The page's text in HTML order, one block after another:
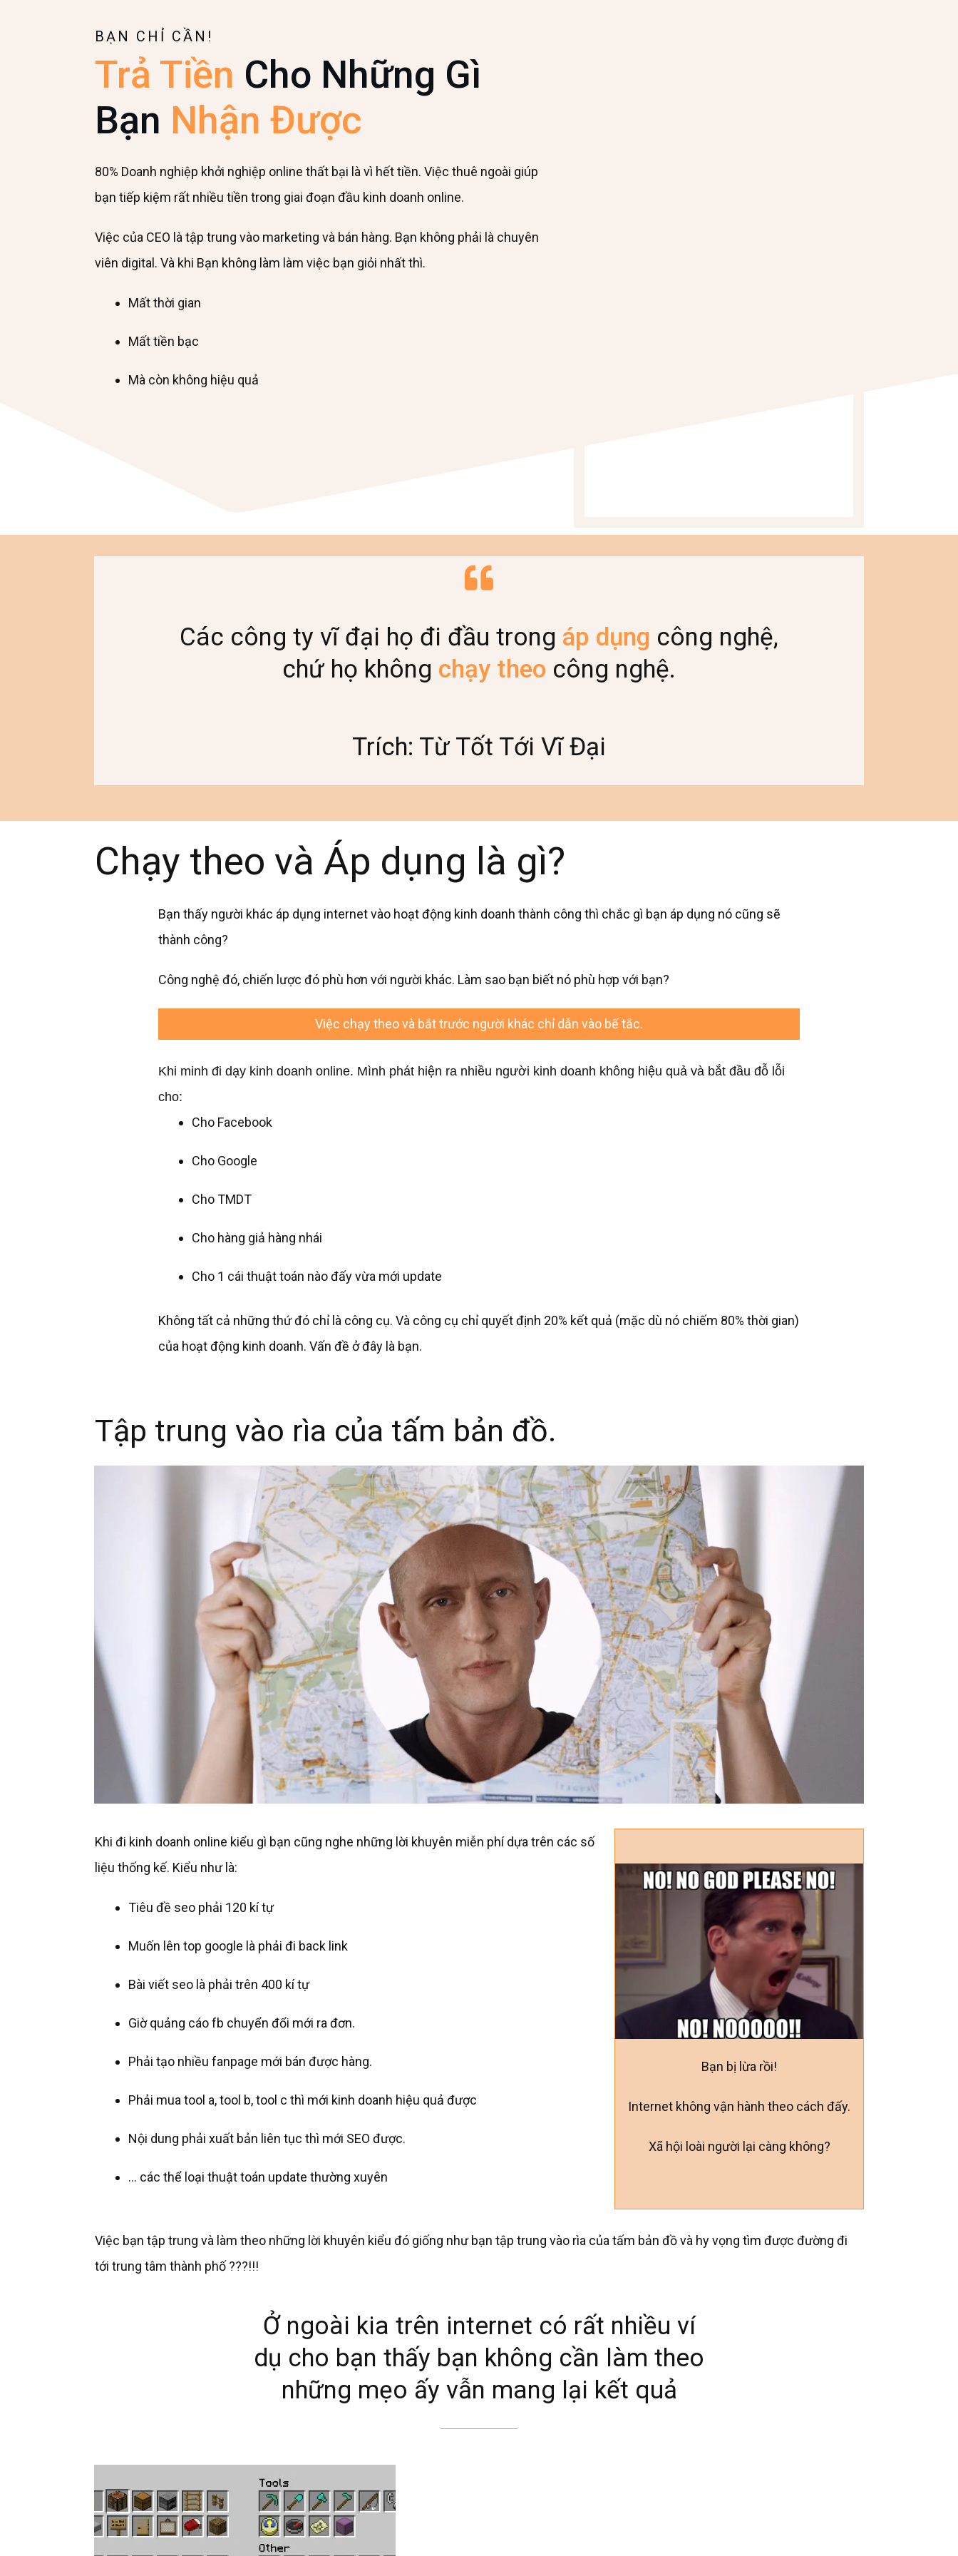
BẠN CHỈ CẦN!
Trả Tiền Cho Những Gì
Bạn Nhận Được
80% Doanh nghiệp khởi nghiệp online thất bại là vì hết tiền. Việc thuê ngoài giúp
bạn tiếp kiệm rất nhiều tiền trong giai đoạn đầu kinh doanh online.
Việc của CEO là tập trung vào marketing và bán hàng. Bạn không phải là chuyên
viên digital. Và khi Bạn không làm làm việc bạn giỏi nhất thì.
Mất thời gian
Mất tiền bạc
Mà còn không hiệu quả
Các công ty vĩ đại họ đi đầu trong áp dụng công nghệ,
chứ họ không chạy theo công nghệ.
Trích: Từ Tốt Tới Vĩ Đại
Chạy theo và Áp dụng là gì?
Bạn thấy người khác áp dụng internet vào hoạt động kinh doanh thành công thì chắc gì bạn áp dụng nó cũng sẽ
thành công?
Công nghệ đó, chiến lược đó phù hơn với người khác. Làm sao bạn biết nó phù hợp với bạn?
Việc chạy theo và bắt trước người khác chỉ dẫn vào bế tắc.
Khi minh đi dạy kinh doanh online. Mình phát hiện ra nhiều người kinh doanh không hiệu quả và bắt đầu đỗ lỗi
cho:
Cho Facebook
Cho Google
Cho TMDT
Cho hàng giả hàng nhái
Cho 1 cái thuật toán nào đấy vừa mới update
Không tất cả những thứ đó chỉ là công cụ. Và công cụ chỉ quyết định 20% kết quả (mặc dù nó chiếm 80% thời gian)
của hoạt động kinh doanh. Vấn đề ở đây là bạn.
Tập trung vào rìa của tấm bản đồ.
Khi đi kinh doanh online kiểu gì bạn cũng nghe những lời khuyên miễn phí dựa trên các số
liệu thống kế. Kiểu như là:
Tiêu đề seo phải 120 kí tự
Muốn lên top google là phải đi back link
Bài viết seo là phải trên 400 kí tự
Giờ quảng cáo fb chuyển đổi mới ra đơn.
Phải tạo nhiều fanpage mới bán được hàng.
Phải mua tool a, tool b, tool c thì mới kinh doanh hiệu quả được
Nội dung phải xuất bản liên tục thì mới SEO được.
... các thể loại thuật toán update thường xuyên
Bạn bị lừa rồi!
Internet không vận hành theo cách đấy.
Xã hội loài người lại càng không?
Việc bạn tập trung và làm theo những lời khuyên kiểu đó giống như bạn tập trung vào rìa của tấm bản đồ và hy vọng tìm được đường đi
tới trung tâm thành phố ???!!!
Ở ngoài kia trên internet có rất nhiều ví
dụ cho bạn thấy bạn không cần làm theo
những mẹo ấy vẫn mang lại kết quả